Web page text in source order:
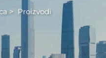
> Proizvodi